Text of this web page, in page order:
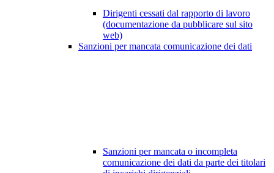
Dirigenti cessati dal rapporto di lavoro
(documentazione da pubblicare sul sito
web)
Sanzioni per mancata comunicazione dei dati
Sanzioni per mancata o incompleta
comunicazione dei dati da parte dei titolari